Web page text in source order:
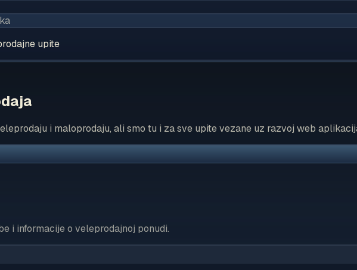
upite
i maloprodaju, ali smo tu i za sve upite vezane uz razvoj web
i informacije o veleprodajnoj ponudi.